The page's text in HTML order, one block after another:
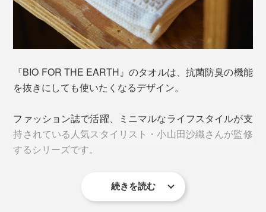
抗菌防臭機能を持つ、サトウキビ由来の次世代合成繊維
が雑菌の増殖を防ぎ、ニオイを防止します。
『BIO FOR THE EARTH』のタオルは、抗菌防臭の機能
を抜きにしても使いたくなるデザイン。
ファッション誌で活躍、ミニマルなライフスタイルが支
持されている人気スタイリスト・小山田沙織さんが監修
するシリーズです。
続きを読む